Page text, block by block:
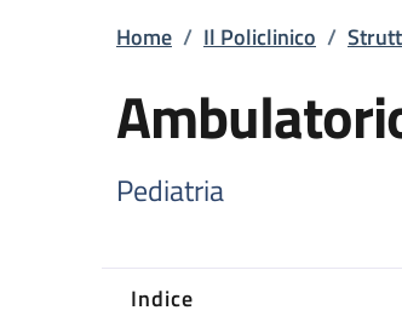
Briciole di
Home / Il Policlinico /
Pediatria
Indice